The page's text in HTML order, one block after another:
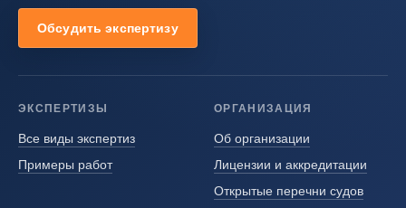
Обсудить экспертизу
ЭКСПЕРТИЗЫ
Все виды экспертиз
Примеры работ
ОРГАНИЗАЦИЯ
Об организации
Лицензии и аккредитации
Открытые перечни судов